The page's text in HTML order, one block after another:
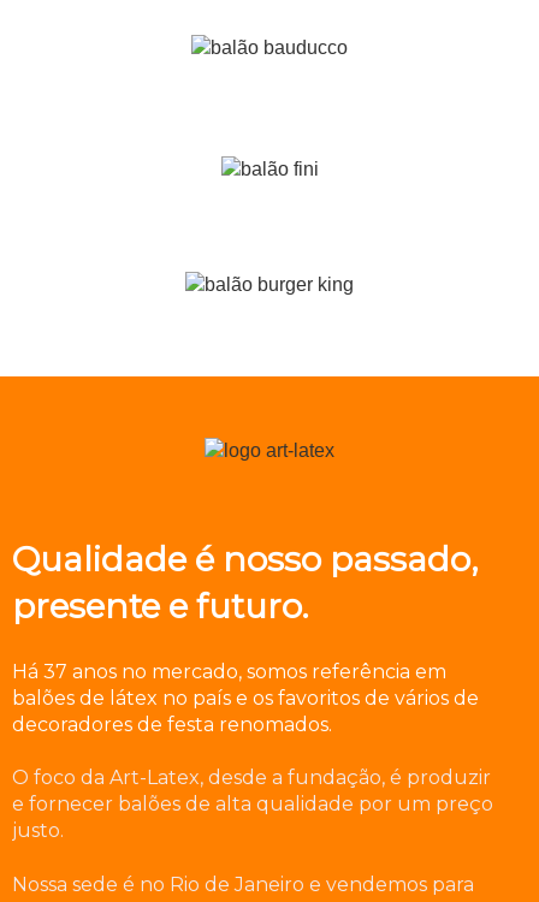
Qualidade é nosso passado,
presente e futuro.
Há 37 anos no mercado, somos referência em
balões de látex no país e os favoritos de vários de
decoradores de festa renomados.
O foco da Art-Latex, desde a fundação, é produzir
e fornecer balões de alta qualidade por um preço
justo.
Nossa sede é no Rio de Janeiro e vendemos para